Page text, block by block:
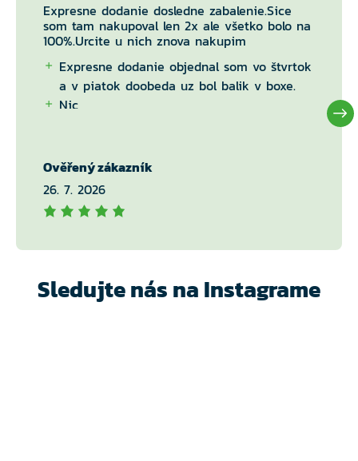
Expresne dodanie dosledne zabalenie.Sice
som tam nakupoval len 2x ale všetko bolo na
100%.Urcite u nich znova nakupim
Expresne dodanie objednal som vo štvrtok
a v piatok doobeda uz bol balik v boxe.
Nic
Ověřený zákazník
26. 7. 2026
Sledujte nás na Instagrame